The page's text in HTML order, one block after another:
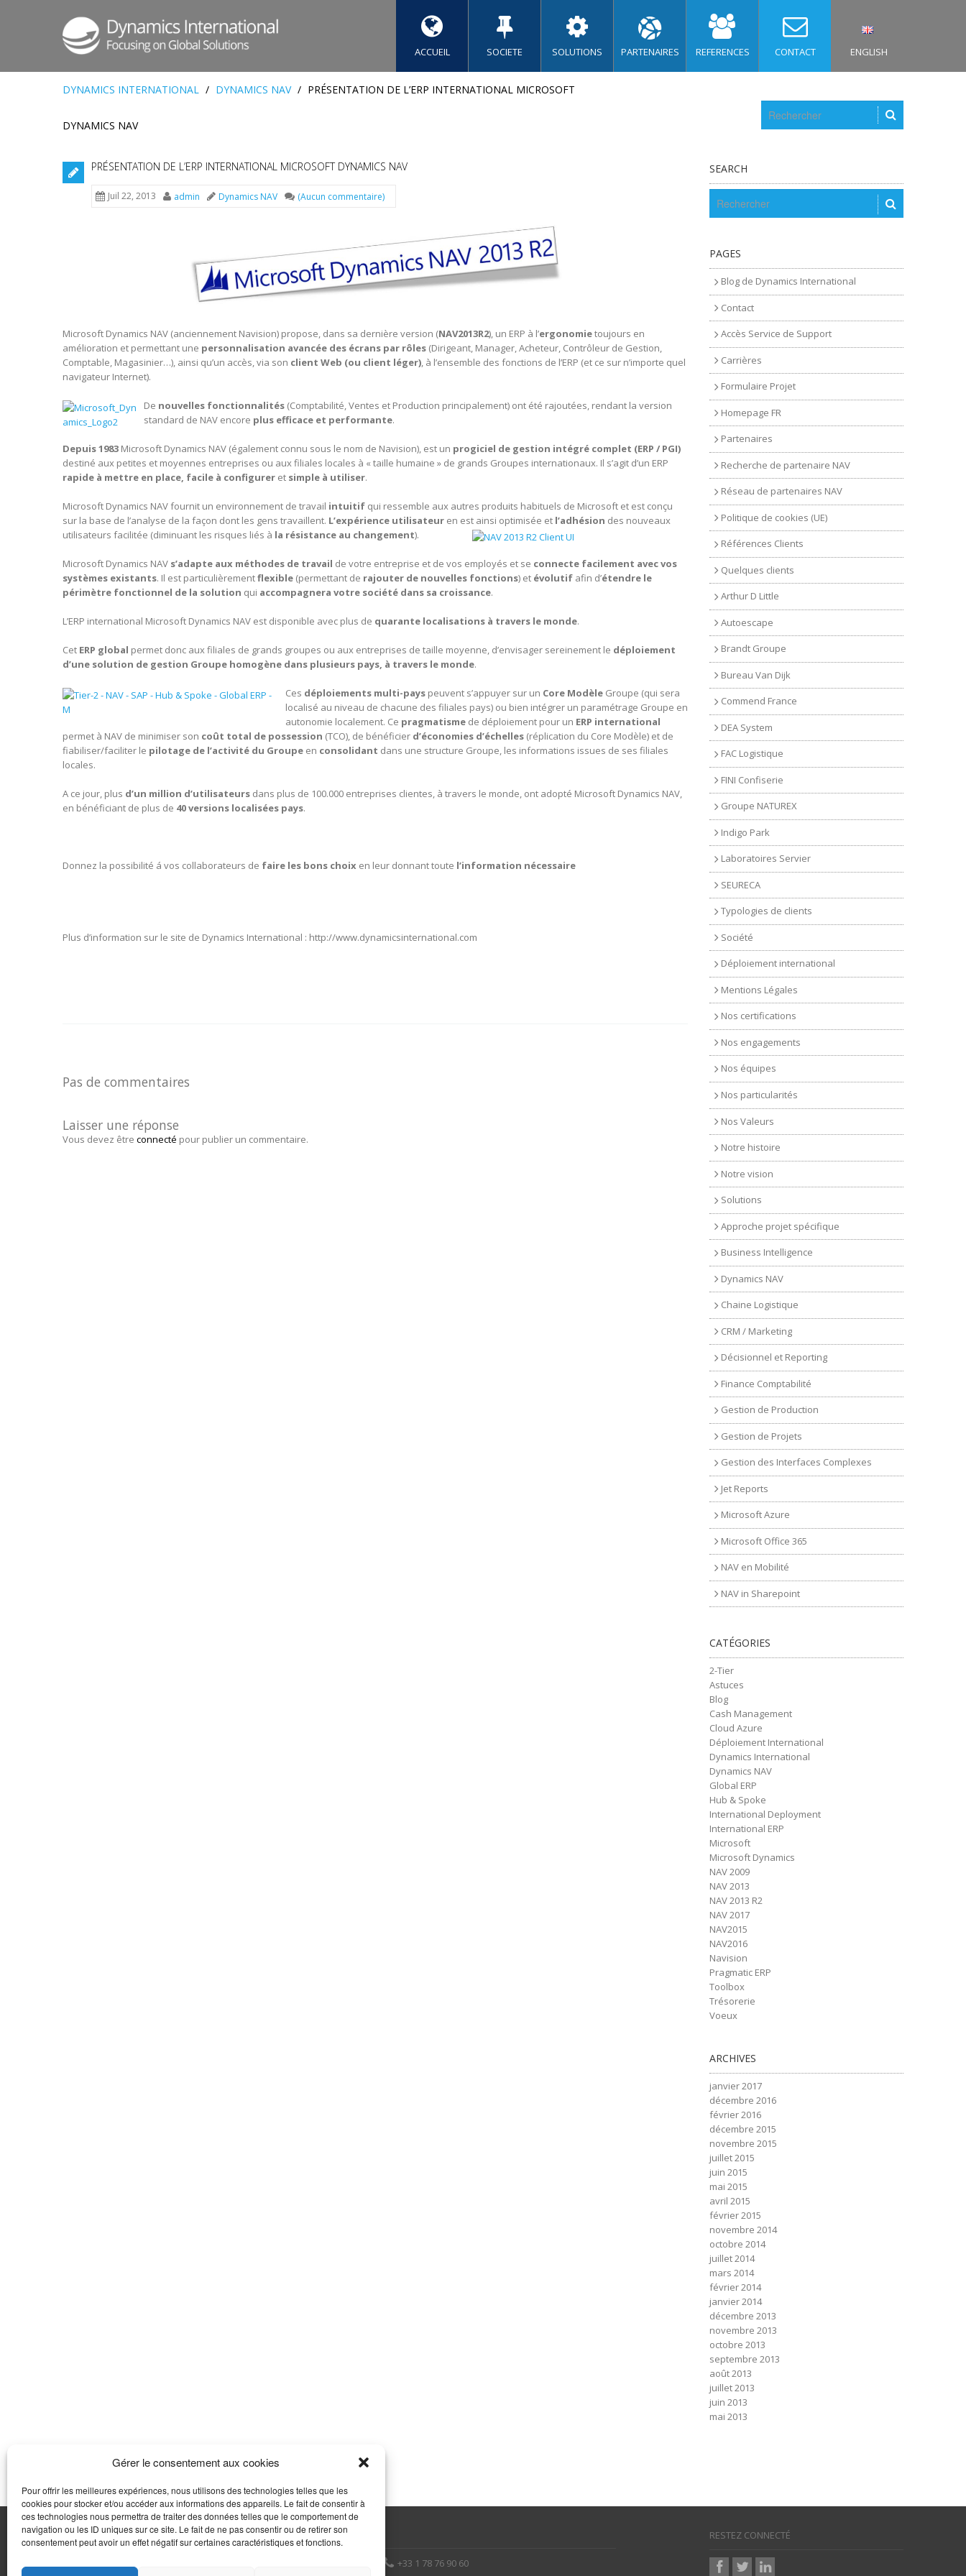
Gérer le consentement aux cookies
Pour offrir les meilleures expériences, nous utilisons des technologies telles que les
cookies pour stocker et/ou accéder aux informations des appareils. Le fait de consentir à
ces technologies nous permettra de traiter des données telles que le comportement de
navigation ou les ID uniques sur ce site. Le fait de ne pas consentir ou de retirer son
consentement peut avoir un effet négatif sur certaines caractéristiques et fonctions.
ACCUEIL SOCIETE SOLUTIONS PARTENAIRES REFERENCES CONTACT ENGLISH
DYNAMICS INTERNATIONAL / DYNAMICS NAV / PRÉSENTATION DE L’ERP INTERNATIONAL MICROSOFT
DYNAMICS NAV
PRÉSENTATION DE L’ERP INTERNATIONAL MICROSOFT DYNAMICS NAV
Juil 22, 2013 admin Dynamics NAV (Aucun commentaire)
Microsoft Dynamics NAV (anciennement Navision) propose, dans sa dernière version (NAV2013R2), un ERP à l’ergonomietoujours en
amélioration et permettant une personnalisation avancée des écrans par rôles (Dirigeant, Manager, Acheteur, Contrôleur de Gestion,
Comptable, Magasinier…), ainsi qu’un accès, via son client Web (ou client léger), à l’ensemble des fonctions de l’ERP (et ce sur n’importe quel
navigateur Internet).
De nouvelles fonctionnalités (Comptabilité, Ventes et Production principalement) ont été rajoutées, rendant la version
standard de NAV encore plus efficace et performante.
Depuis 1983 Microsoft Dynamics NAV (également connu sous le nom de Navision), est un progiciel de gestion intégré complet (ERP / PGI)
destiné aux petites et moyennes entreprises ou aux filiales locales à « taille humaine » de grands Groupes internationaux. Il s’agit d’un ERP
rapide à mettre en place, facile à configurer et simple à utiliser.
Microsoft Dynamics NAV fournit un environnement de travail intuitif qui ressemble aux autres produits habituels de Microsoft et est conçu
sur la base de l’analyse de la façon dont les gens travaillent. L’expérience utilisateur en est ainsi optimisée et l’adhésion des nouveaux
utilisateurs facilitée (diminuant les risques liés à la résistance au changement).
Microsoft Dynamics NAV s’adapte aux méthodes de travail de votre entreprise et de vos employés et se connecte facilement avec vos
systèmes existants. Il est particulièrementflexible (permettant de rajouter de nouvelles fonctions) et évolutif afin d’étendre le
périmètre fonctionnel de la solution qui accompagnera votre société dans sa croissance.
L’ERP international Microsoft Dynamics NAV est disponible avec plus de quarante localisations à travers le monde.
Cet ERP global permet donc aux filiales de grands groupes ou aux entreprises de taille moyenne, d’envisager sereinement le déploiement
d’une solution de gestion Groupe homogène dans plusieurs pays, à travers le monde.
Ces déploiements multi-pays peuvent s’appuyer sur un Core Modèle Groupe (qui sera
localisé au niveau de chacune des filiales pays) ou bien intégrer un paramétrage Groupe en
autonomie localement. Ce pragmatisme de déploiement pour un ERP international
permet à NAV de minimiser son coût total de possession (TCO), de bénéficier d’économies d’échelles (réplication du Core Modèle) et de
fiabiliser/faciliter le pilotage de l’activité du Groupe en consolidant dans une structure Groupe, les informations issues de ses filiales
locales.
A ce jour, plus d’un million d’utilisateurs dans plus de 100.000 entreprises clientes, à travers le monde, ont adopté Microsoft Dynamics NAV,
en bénéficiant de plus de 40 versions localisées pays.
Donnez la possibilité á vos collaborateurs de faire les bons choix en leur donnant toute l’information nécessaire
Plus d’information sur le site de Dynamics International : http://www.dynamicsinternational.com
Pas de commentaires
Laisser une réponse
Vous devez être connecté pour publier un commentaire.
SEARCH
PAGES
Blog de Dynamics International
Contact
Accès Service de Support
Carrières
Formulaire Projet
Homepage FR
Partenaires
Recherche de partenaire NAV
Réseau de partenaires NAV
Politique de cookies (UE)
Références Clients
Quelques clients
Arthur D Little
Autoescape
Brandt Groupe
Bureau Van Dijk
Commend France
DEA System
FAC Logistique
FINI Confiserie
Groupe NATUREX
Indigo Park
Laboratoires Servier
SEURECA
Typologies de clients
Société
Déploiement international
Mentions Légales
Nos certifications
Nos engagements
Nos équipes
Nos particularités
Nos Valeurs
Notre histoire
Notre vision
Solutions
Approche projet spécifique
Business Intelligence
Dynamics NAV
Chaine Logistique
CRM / Marketing
Décisionnel et Reporting
Finance Comptabilité
Gestion de Production
Gestion de Projets
Gestion des Interfaces Complexes
Jet Reports
Microsoft Azure
Microsoft Office 365
NAV en Mobilité
NAV in Sharepoint
CATÉGORIES
2-Tier
Astuces
Blog
Cash Management
Cloud Azure
Déploiement International
Dynamics International
Dynamics NAV
Global ERP
Hub & Spoke
International Deployment
International ERP
Microsoft
Microsoft Dynamics
NAV 2009
NAV 2013
NAV 2013 R2
NAV 2017
NAV2015
NAV2016
Navision
Pragmatic ERP
Toolbox
Trésorerie
Voeux
ARCHIVES
janvier 2017
décembre 2016
février 2016
décembre 2015
novembre 2015
juillet 2015
juin 2015
mai 2015
avril 2015
février 2015
novembre 2014
octobre 2014
juillet 2014
mars 2014
février 2014
janvier 2014
décembre 2013
novembre 2013
octobre 2013
septembre 2013
août 2013
juillet 2013
juin 2013
mai 2013
POLITIQUE DE COOKIES (UE) MENTIONS LÉGALES
BS4U - Dynamics International - 3 rue Jacques Hillairet - 75012 Paris +33 1 78 76 90 60
RESTEZ CONNECTÉ